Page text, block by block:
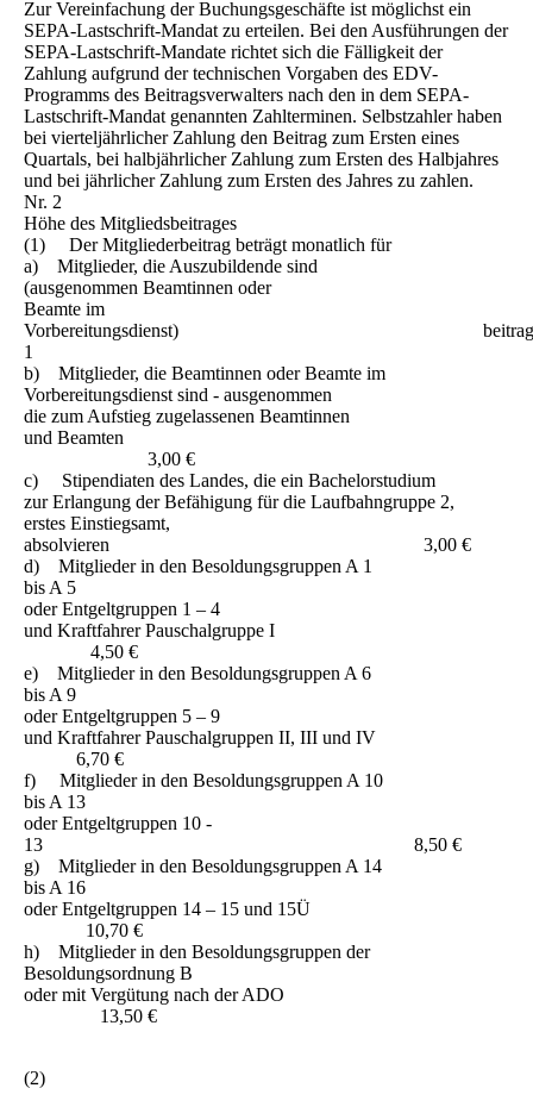
Zur Vereinfachung der Buchungsgeschäfte ist möglichst ein
SEPA-Lastschrift-Mandat zu erteilen. Bei den Ausführungen der
SEPA-Lastschrift-Mandate richtet sich die Fälligkeit der
Zahlung aufgrund der technischen Vorgaben des EDV-
Programms des Beitragsverwalters nach den in dem SEPA-
Lastschrift-Mandat genannten Zahlterminen. Selbstzahler haben
bei vierteljährlicher Zahlung den Beitrag zum Ersten eines
Quartals, bei halbjährlicher Zahlung zum Ersten des Halbjahres
und bei jährlicher Zahlung zum Ersten des Jahres zu zahlen.
Nr. 2
Höhe des Mitgliedsbeitrages
(1) Der Mitgliederbeitrag beträgt monatlich für
a) Mitglieder, die Auszubildende sind
(ausgenommen Beamtinnen oder
Beamte im
Vorbereitungsdienst)
1
b) Mitglieder, die Beamtinnen oder Beamte im
Vorbereitungsdienst sind - ausgenommen
die zum Aufstieg zugelassenen Beamtinnen
und Beamten
3,00 €
c) Stipendiaten des Landes, die ein Bachelorstudium
zur Erlangung der Befähigung für die Laufbahngruppe 2,
erstes Einstiegsamt,
absolvieren 3,00 €
d) Mitglieder in den Besoldungsgruppen A 1
bis A 5
oder Entgeltgruppen 1 – 4
und Kraftfahrer Pauschalgruppe I
4,50 €
e) Mitglieder in den Besoldungsgruppen A 6
bis A 9
oder Entgeltgruppen 5 – 9
und Kraftfahrer Pauschalgruppen II, III und IV
6,70 €
f) Mitglieder in den Besoldungsgruppen A 10
bis A 13
oder Entgeltgruppen 10 -
13 8,50 €
g) Mitglieder in den Besoldungsgruppen A 14
bis A 16
oder Entgeltgruppen 14 – 15 und 15Ü
10,70 €
h) Mitglieder in den Besoldungsgruppen der
Besoldungsordnung B
oder mit Vergütung nach der ADO
13,50 €
(2)